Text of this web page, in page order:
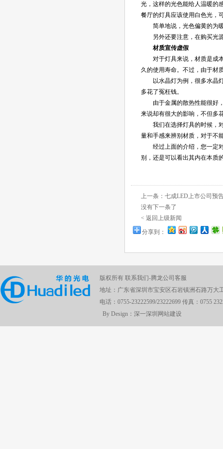
光，这样的光色能给人温暖的
餐厅的灯具应该使用白色光，
简单地说，光色偏黄的为暖
另外还要注意，在购买光源
材质宣传虚假
对于灯具来说，材质是成本
久的使用寿命。不过，由于材
以水晶灯为例，很多水晶灯
多花了冤枉钱。
由于金属的散热性能很好，
来说却有很大的影响，不但多
我们在选择灯具的时候，对
量和手感来辨别材质，对于不
经过上面的介绍，您一定对
别，还是可以看出其内在本质
上一条： 七成LED上市公司预
没有下一条了
< 返回上级新闻
分享到：
版权所有 联系我们-腾龙公司客服
地址：广东省深圳市宝安区石岩镇洲石路万大
电话：0755-23222599/23222699 传真：0755
By Design：深一深圳网站建设